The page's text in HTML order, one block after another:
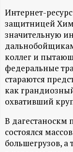
ф
о
р
м
а
ц
Интернет-
защитницей
значительную
коллег и
федеральные
стараются
как
охвативший
В дагестаноскм
состоялся
большегрузов,